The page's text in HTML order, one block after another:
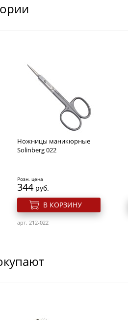
Ножницы маникюрные
Solinberg 022
Розн. цена
344 руб.
В КОРЗИНУ
арт. 212-022